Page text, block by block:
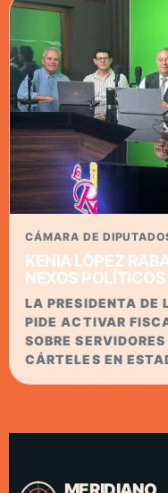
CÁMARA DE
KENIA LÓPEZ
NEXOS
LA PRESIDENTA DE
PIDE ACTIVAR
SOBRE
CÁRTELES EN